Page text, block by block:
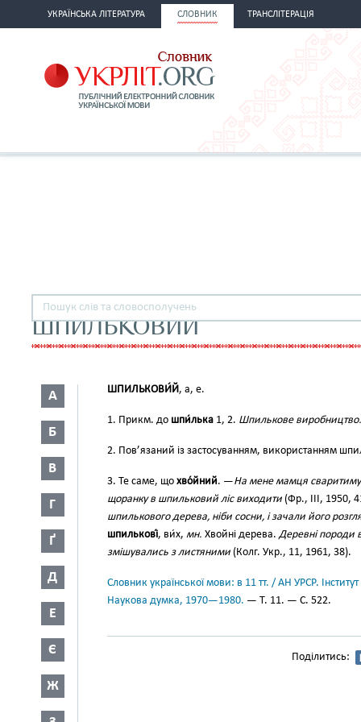
УКРАЇНСЬКА ЛІТЕРАТУРА СЛОВНИК ТРАНСЛІТЕРАЦІЯ
ШПИЛЬКОВИЙ
А
Б
В
Г
Ґ
Д
Е
Є
Ж
ШПИЛЬКОВИ́Й, а, е.
1. Прикм. до шпи́лька 1, 2. Шпилькове виробництво.
2. Пов’язаний із застосуванням, використанням
3. Те саме, що хво́йний. —На мене мамця
щоранку в шпильковий ліс виходити (Фр., III, 1950,
шпилькового дерева, ніби сосни, і зачали його
шпилькові́, ви́х, мн. Хвойні дерева.Деревні породи
змішувались з листяними (Колг. Укр., 11, 1961, 38).
Словник української мови: в 11 тт. / АН УРСР.
Наукова думка, 1970—1980. — Т. 11. — С. 522.
Поділитись: